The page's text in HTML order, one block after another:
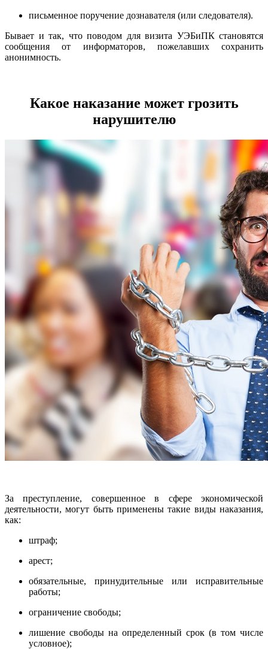
письменное поручение дознавателя (или следователя).
Бывает и так, что поводом для визита УЭБиПК становятся
сообщения от информаторов, пожелавших сохранить
анонимность.
Какое наказание может грозить
нарушителю
За преступление, совершенное в сфере экономической
деятельности, могут быть применены такие виды наказания,
как:
штраф;
арест;
обязательные, принудительные или исправительные
работы;
ограничение свободы;
лишение свободы на определенный срок (в том числе
условное);